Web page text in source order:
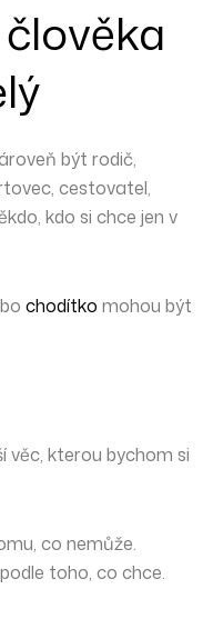
být rodič,
cestovatel,
kdo si chce jen v
chodítko mohou být
věc, kterou bychom si
co nemůže.
toho, co chce.